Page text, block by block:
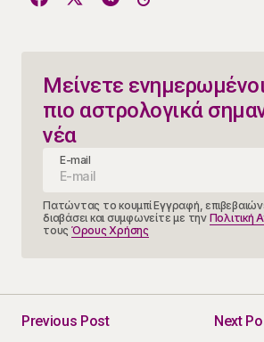
Μείνετε
πιο αστρολογικά
νέα
E-mail
Πατώντας το κουμπί Εγγραφή,
διαβάσει και συμφωνείτε με την Πολιτική
τους Όρους Χρήσης
Previous Post
Next